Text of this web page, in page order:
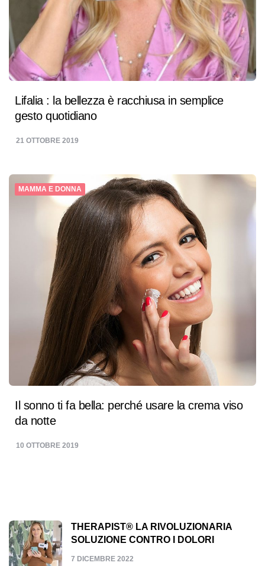
Lifalia : la bellezza è racchiusa in semplice
gesto quotidiano
21 OTTOBRE 2019
MAMMA E DONNA
Il sonno ti fa bella: perché usare la crema viso
da notte
10 OTTOBRE 2019
THERAPIST® LA RIVOLUZIONARIA
SOLUZIONE CONTRO I DOLORI
7 DICEMBRE 2022